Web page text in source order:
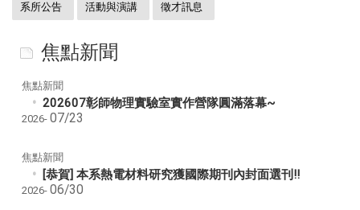
系所公告 活動與演講 徵才訊息
焦點新聞
焦點新聞
202607彰師物理實驗室實作營隊圓滿落幕~
2026- 07/23
焦點新聞
[恭賀] 本系熱電材料研究獲國際期刊內封面選刊!!
2026- 06/30